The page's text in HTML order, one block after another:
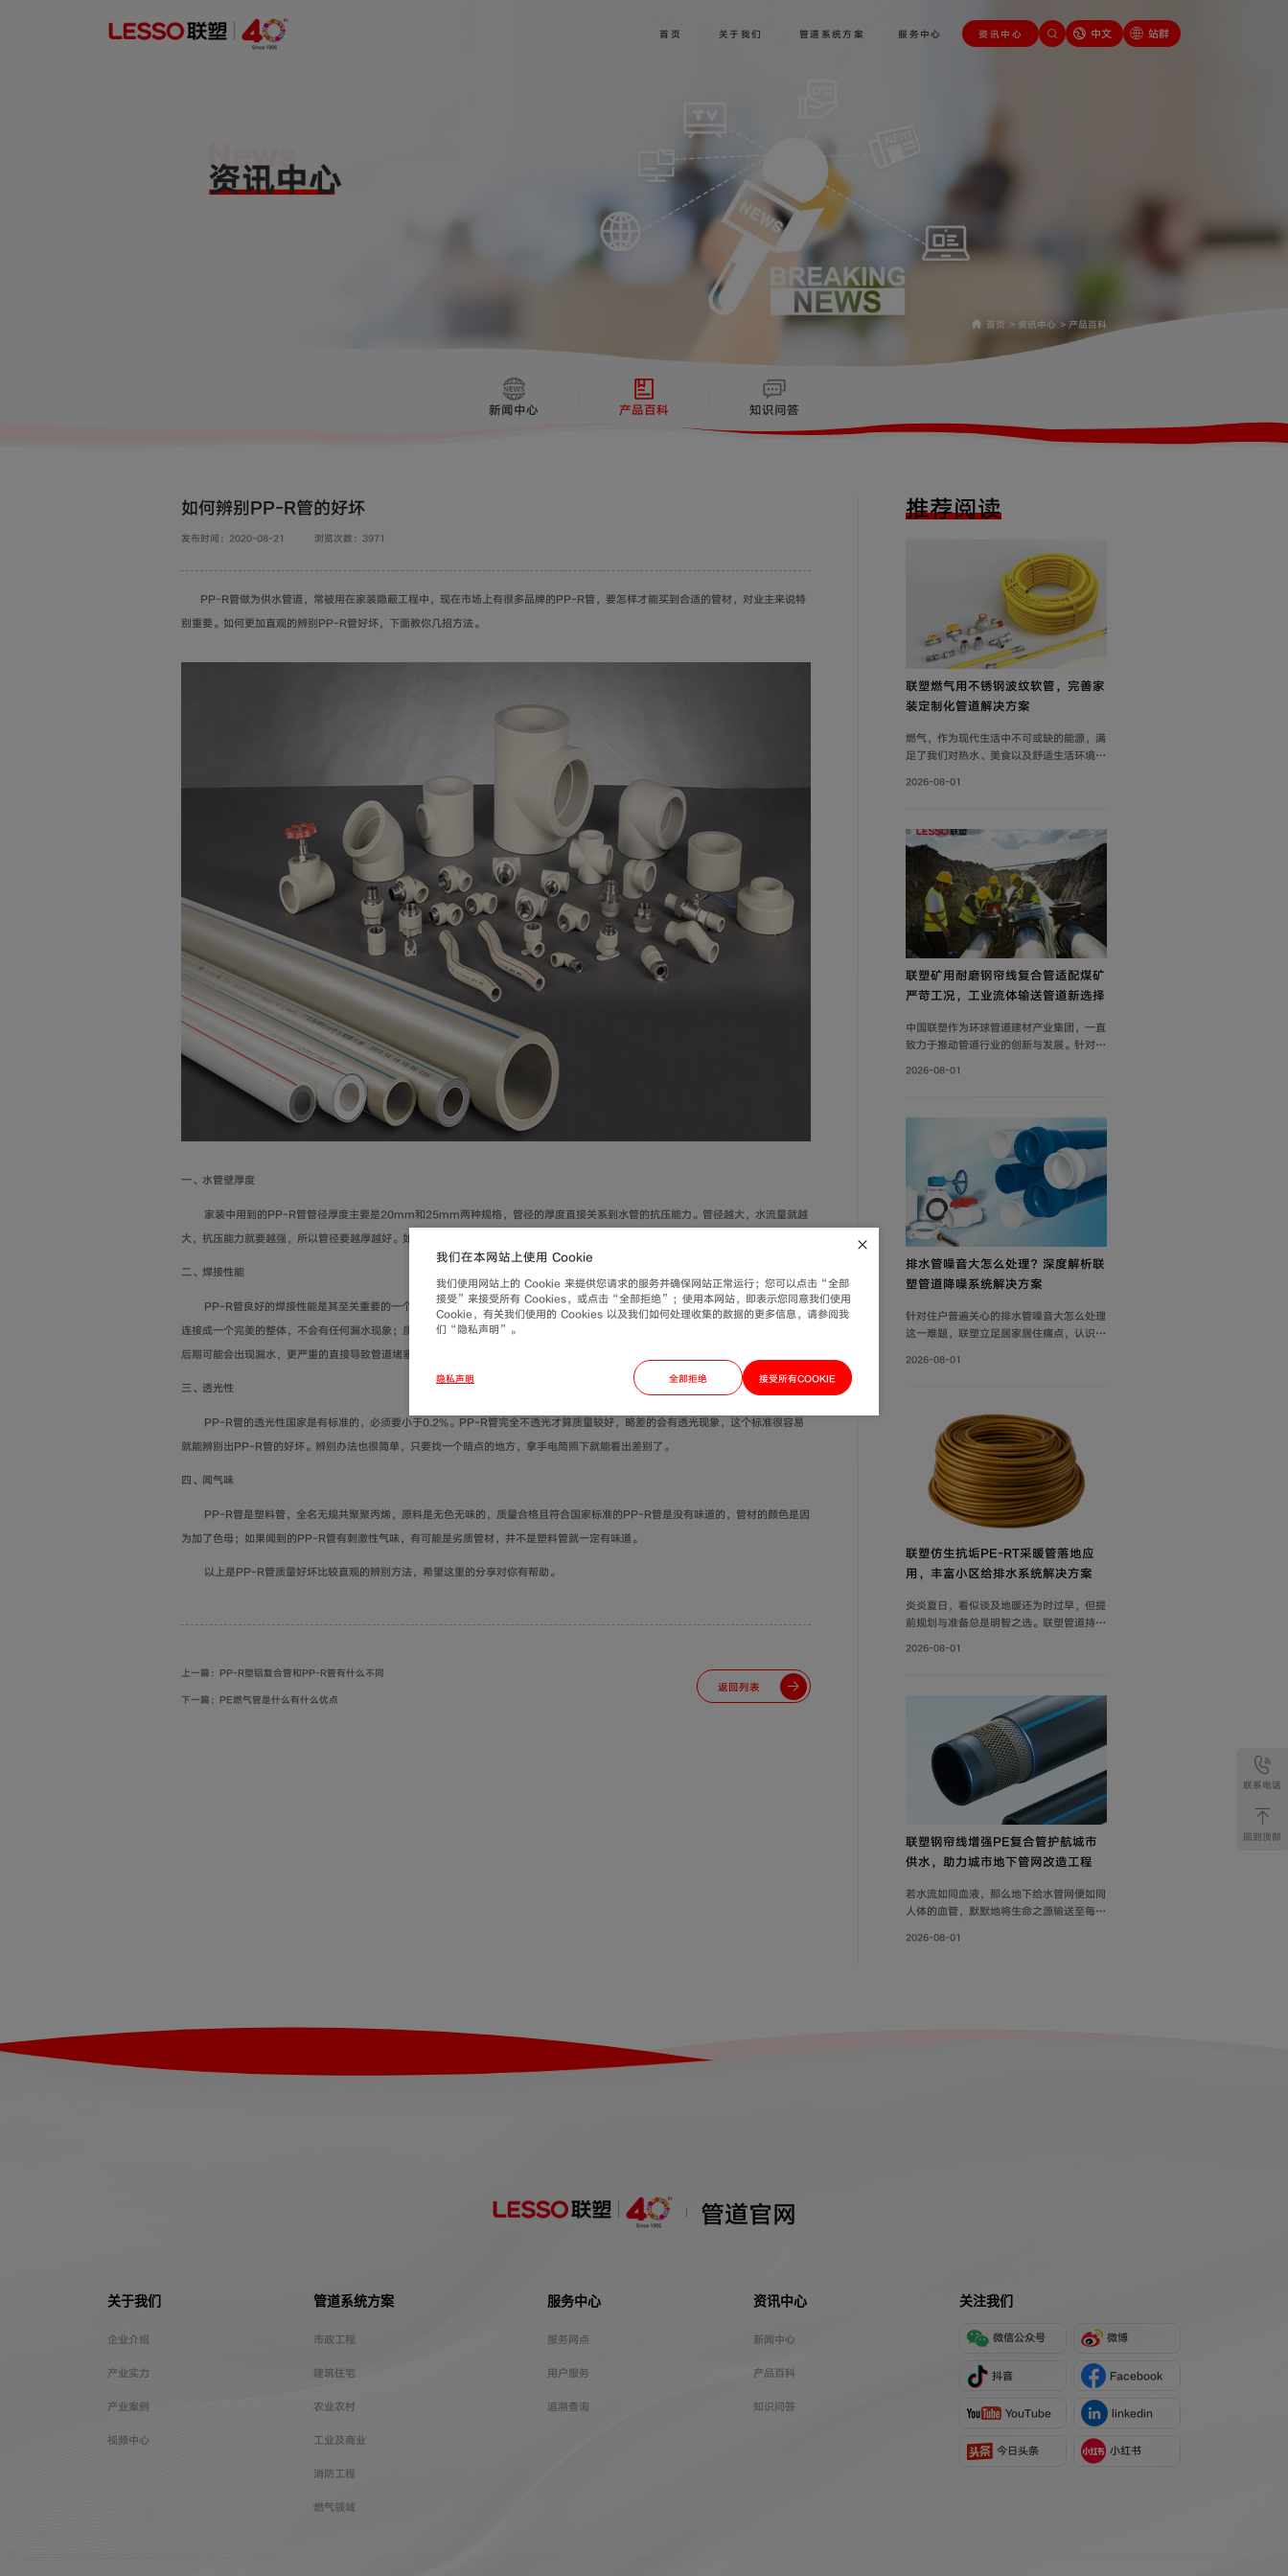
首页 关于我们 管道系统方案 服务中心 资讯中心 中文 站群
首页 > 资讯中心 > 产品百科
新闻中心 产品百科 知识问答
如何辨别PP-R管的好坏
发布时间：2020-08-21 浏览次数：3971
PP-R管做为供水管道，常被用在家装隐蔽工程中，现在市场上有很多品牌的PP-R管，要怎样才能买到合适的管材，对业主来说特
别重要。如何更加直观的辨别PP-R管好坏，下面教你几招方法。
一、水管壁厚度
家装中用到的PP-R管管径厚度主要是20mm和25mm两种规格，管径的厚度直接关系到水管的抗压能力。管径越大，水流量就越
大，抗压能力就要越强，所以管径要越厚越好。如果管径厚度不足，毋庸置疑，其抗压能力、寿命都会随之减弱。
二、焊接性能
PP-R管良好的焊接性能是其至关重要的一个特点，直接关系到PP-R管质量的好坏。优质的PP-R管，在焊接过程中管件和管材会
连接成一个完美的整体，不会有任何漏水现象；质量不好的PP-R管，在焊接融化后容易变的稀软且有拉丝现象，不仅会导致焊接不良，
后期可能会出现漏水，更严重的直接导致管道堵塞。
三、透光性
PP-R管的透光性国家是有标准的，必须要小于0.2%。PP-R管完全不透光才算质量较好，略差的会有透光现象，这个标准很容易
就能辨别出PP-R管的好坏。辨别办法也很简单，只要找一个暗点的地方，拿手电筒照下就能看出差别了。
四、闻气味
PP-R管是塑料管，全名无规共聚聚丙烯，原料是无色无味的，质量合格且符合国家标准的PP-R管是没有味道的，管材的颜色是因
为加了色母；如果闻到的PP-R管有刺激性气味，有可能是劣质管材，并不是塑料管就一定有味道。
以上是PP-R管质量好坏比较直观的辨别方法，希望这里的分享对你有帮助。
上一篇：PP-R塑铝复合管和PP-R管有什么不同
下一篇：PE燃气管是什么有什么优点
返回列表
推荐阅读
联塑燃气用不锈钢波纹软管，完善家
装定制化管道解决方案
燃气，作为现代生活中不可或缺的能源，满
足了我们对热水、美食以及舒适生活环境的
关注。联塑围绕家装场景打造定制化管道解
户营造安心居家环境。
2026-08-01
联塑矿用耐磨钢帘线复合管适配煤矿
严苛工况，工业流体输送管道新选择
中国联塑作为环球管道建材产业集团，一直
致力于推动管道行业的创新与发展。针对矿
域，为解决煤矿井下钢制管道腐蚀严重、维
由耐磨层、聚乙烯内管层、钢帘线增强层、
聚乙烯外管层复合而成。
2026-08-01
排水管噪音大怎么处理？深度解析联
塑管道降噪系统解决方案
针对住户普遍关心的排水管噪音大怎么处理
这一难题，联塑立足居家居住痛点，认识到
水流传递的给周围环境带来的影响，付诸实
为追求高品质生活的消费者带来福音。
2026-08-01
联塑仿生抗垢PE‑RT采暖管落地应
用，丰富小区给排水系统解决方案
炎炎夏日，看似谈及地暖还为时过早，但提
前规划与准备总是明智之选。联塑管道持续
垢系列家装PE-RT采暖管，既满足家庭冬
2026-08-01
联塑钢帘线增强PE复合管护航城市
供水，助力城市地下管网改造工程
若水流如同血液，那么地下给水管网便如同
人体的血管，默默地将生命之源输送至每一
续落地，老旧管线迭代升级，联塑给水用钢
2026-08-01
管道官网
关于我们
企业介绍
产业实力
产业案例
视频中心
管道系统方案
市政工程
建筑住宅
农业农村
工业及商业
消防工程
燃气领域
服务中心
服务网点
用户服务
追溯查询
资讯中心
新闻中心
产品百科
知识问答
关注我们
微信公众号 微博
抖音 Facebook
YouTube linkedin
今日头条 小红书
联系电话
回到顶部
我们在本网站上使用 Cookie
我们使用网站上的 Cookie 来提供您请求的服务并确保网站正常运行；您可以点击“全部
接受”来接受所有 Cookies，或点击“全部拒绝”；使用本网站，即表示您同意我们使用
Cookie，有关我们使用的 Cookies 以及我们如何处理收集的数据的更多信息，请参阅我
们“隐私声明”。
隐私声明 全部拒绝 接受所有COOKIE